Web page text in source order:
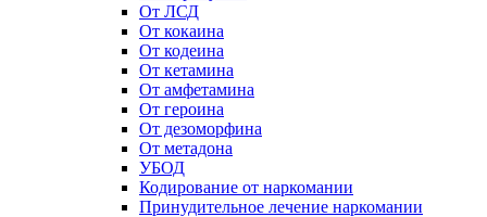
От ЛСД
От кокаина
От кодеина
От кетамина
От амфетамина
От героина
От дезоморфина
От метадона
УБОД
Кодирование от наркомании
Принудительное лечение наркомании